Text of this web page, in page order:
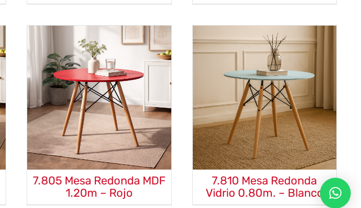
7.805 Mesa Redonda MDF
1.20m – Rojo
7.810 Mesa Redonda
Vidrio 0.80m. – Blanco